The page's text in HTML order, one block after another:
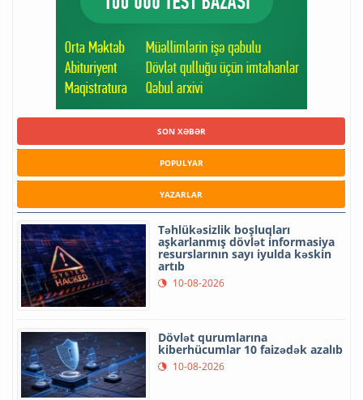
SON XƏBƏR
POPULYAR
YAZARLAR
Təhlükəsizlik boşluqları
aşkarlanmış dövlət informasiya
resurslarının sayı iyulda kəskin
artıb
10-08-2026
Dövlət qurumlarına
kiberhücumlar 10 faizədək azalıb
10-08-2026